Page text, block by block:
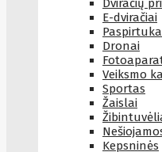
Dviračių
E-dviračiai
Dronai
Veiksmo
Sportas
Žaislai
Kepsninės